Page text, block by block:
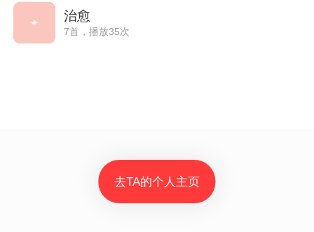
治愈
7首，播放35次
去TA的个人主页